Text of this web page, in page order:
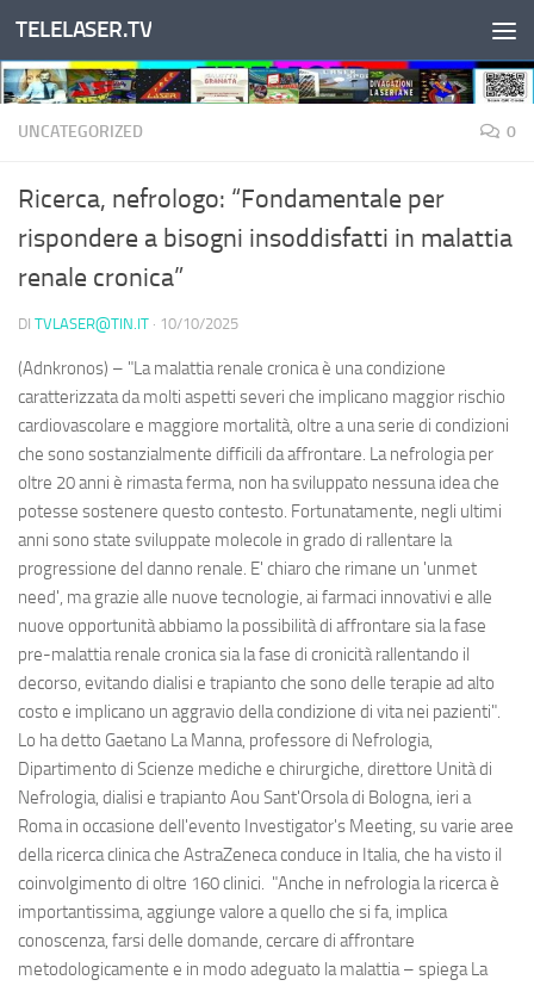
Salta al contenuto
TELELASER.TV
UNCATEGORIZED 0
Ricerca, nefrologo: “Fondamentale per
rispondere a bisogni insoddisfatti in malattia
renale cronica”
DI TVLASER@TIN.IT · 10/10/2025
(Adnkronos) – "La malattia renale cronica è una condizione
caratterizzata da molti aspetti severi che implicano maggior rischio
cardiovascolare e maggiore mortalità, oltre a una serie di condizioni
che sono sostanzialmente difficili da affrontare. La nefrologia per
oltre 20 anni è rimasta ferma, non ha sviluppato nessuna idea che
potesse sostenere questo contesto. Fortunatamente, negli ultimi
anni sono state sviluppate molecole in grado di rallentare la
progressione del danno renale. E' chiaro che rimane un 'unmet
need', ma grazie alle nuove tecnologie, ai farmaci innovativi e alle
nuove opportunità abbiamo la possibilità di affrontare sia la fase
pre-malattia renale cronica sia la fase di cronicità rallentando il
decorso, evitando dialisi e trapianto che sono delle terapie ad alto
costo e implicano un aggravio della condizione di vita nei pazienti".
Lo ha detto Gaetano La Manna, professore di Nefrologia,
Dipartimento di Scienze mediche e chirurgiche, direttore Unità di
Nefrologia, dialisi e trapianto Aou Sant'Orsola di Bologna, ieri a
Roma in occasione dell'evento Investigator's Meeting, su varie aree
della ricerca clinica che AstraZeneca conduce in Italia, che ha visto il
coinvolgimento di oltre 160 clinici. "Anche in nefrologia la ricerca è
importantissima, aggiunge valore a quello che si fa, implica
conoscenza, farsi delle domande, cercare di affrontare
metodologicamente e in modo adeguato la malattia – spiega La